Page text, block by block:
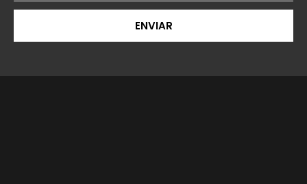
ENVIAR